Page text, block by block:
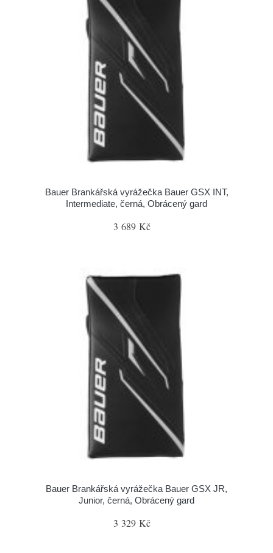
Bauer Brankářská vyrážečka Bauer GSX INT,
Intermediate, černá, Obrácený gard
3 689 Kč
Bauer Brankářská vyrážečka Bauer GSX JR,
Junior, černá, Obrácený gard
3 329 Kč